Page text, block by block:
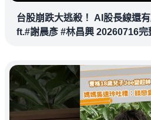
台股崩跌大逃殺！ AI股長線還
ft.#謝晨彥 #林昌興 20260716